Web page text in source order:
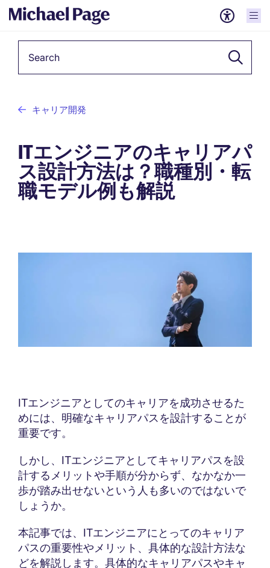
キャリア開発
ITエンジニアのキャリアパ
ス設計方法は？職種別・転
職モデル例も解説
ITエンジニアとしてのキャリアを成功させるた
めには、明確なキャリアパスを設計することが
重要です。
しかし、ITエンジニアとしてキャリアパスを設
計するメリットや手順が分からず、なかなか一
歩が踏み出せないという人も多いのではないで
しょうか。
本記事では、ITエンジニアにとってのキャリア
パスの重要性やメリット、具体的な設計方法な
どを解説します。具体的なキャリアパスやキャ